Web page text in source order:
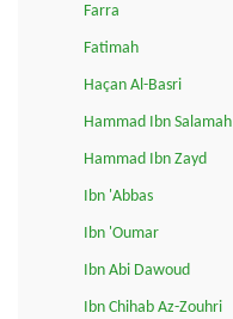
Farra
Fatimah
Haçan Al-Basri
Hammad Ibn Salamah
Hammad Ibn Zayd
Ibn 'Abbas
Ibn 'Oumar
Ibn Abi Dawoud
Ibn Chihab Az-Zouhri